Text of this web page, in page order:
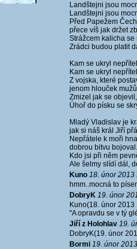
Landštejni jsou
Landštejni jsou
Před Papežem
přece víš jak držet
Strážcem kalicha se
Zrádci budou platit
Kam se ukryl
Kam se ukryl
Z vojska, které
jenom hlouček
Zmizel jak se
Úhoř do písku se
Mladý Vladislav je
jak si náš král Jiří
Nepřátele k moři
dobrou bitvu bojoval.
Kdo jsi při něm
Ale šelmy slídí dál,
Kuno 18. únor 2013
hmm..mocná to
DobryK 19. únor
Kuno(18. únor
"A opravdu se v tý
Jiří z Holohlav 19.
DobryK(19. únor
Bormi 19. únor